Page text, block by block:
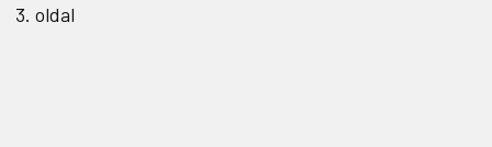
3. oldal